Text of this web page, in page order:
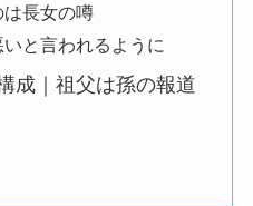
長女の噂
と言われるように
成｜祖父は孫の報道